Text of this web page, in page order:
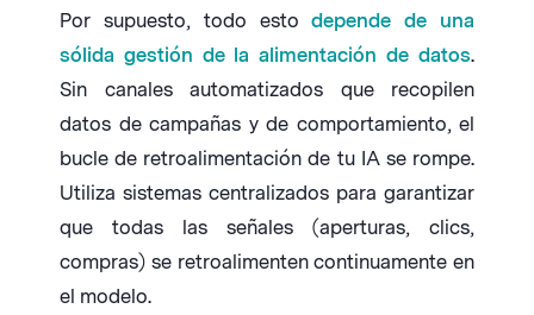
Por supuesto, todo esto depende de una
sólida gestión de la alimentación de datos.
Sin canales automatizados que recopilen
datos de campañas y de comportamiento, el
bucle de retroalimentación de tu IA se rompe.
Utiliza sistemas centralizados para garantizar
que todas las señales (aperturas, clics,
compras) se retroalimenten continuamente en
el modelo.